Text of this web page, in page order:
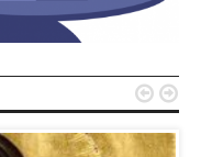
 